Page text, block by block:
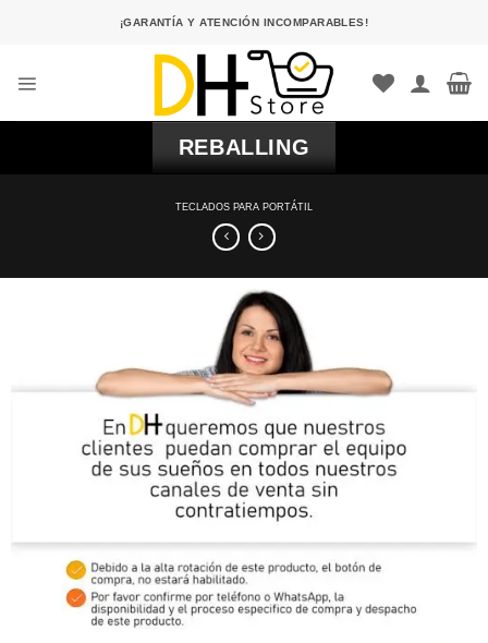
¡GARANTÍA Y ATENCIÓN INCOMPARABLES!
REBALLING
TECLADOS PARA PORTÁTIL